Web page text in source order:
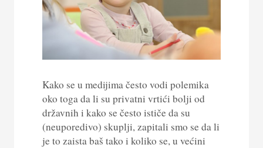
Kako se u medijima često vodi polemika
oko toga da li su privatni vrtići bolji od
državnih i kako se često ističe da su
(neuporedivo) skuplji, zapitali smo se da li
je to zaista baš tako i koliko se, u većini